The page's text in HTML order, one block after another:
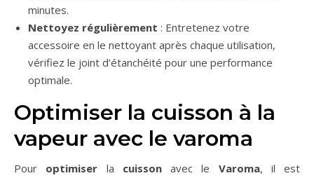
minutes.
Nettoyez régulièrement : Entretenez votre
accessoire en le nettoyant après chaque utilisation,
vérifiez le joint d’étanchéité pour une performance
optimale.
Optimiser la cuisson à la
vapeur avec le varoma
Pour optimiser la cuissonavec le Varoma, il est